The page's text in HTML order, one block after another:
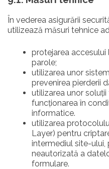
În vederea asigurării
utilizează măsuri tehnice
protejarea
parole;
utilizarea unor
prevenirea pierderii
utilizarea unor
funcționarea în
informatice.
utilizarea
Layer) pentru
intermediul site-ului,
neautorizată a
formulare.